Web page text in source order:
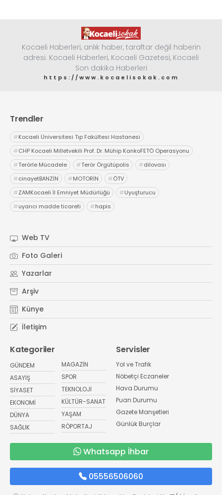
Kocaeli Haberleri, anlık haber, taraftar değil haberin
adresi. Kocaeli Haberleri, Kocaeli Gazetesi, Kocaeli
Son dakika Haberleri
https://www.kocaelisokak.com
Trendler
#Kocaeli Üniversitesi Tıp Fakültesi Hastanesi
#CHP Kocaeli Milletvekili Prof. Dr. Mühip KankoFETÖ Operasyonu
#Terörle Mücadele #Terör Örgütüpolis #dilovası
#cinayetBANZİN #MOTORİN #ÖTV
#ZAMKocaeli İl Emniyet Müdürlüğü #Uyuşturucu
#uyarıcı madde ticareti #hapis
Web TV
Foto Galeri
Yazarlar
Arşiv
Künye
İletişim
Kategoriler
GÜNDEM
ASAYİŞ
SİYASET
EKONOMİ
DÜNYA
SAĞLIK
MAGAZİN
SPOR
TEKNOLOJİ
KÜLTÜR-SANAT
YAŞAM
RÖPORTAJ
Servisler
Yol ve Trafik
Nöbetçi Eczaneler
Hava Durumu
Puan Durumu
Gazete Manşetleri
Günlük Burçlar
Whatsapp İhbar
05556506060